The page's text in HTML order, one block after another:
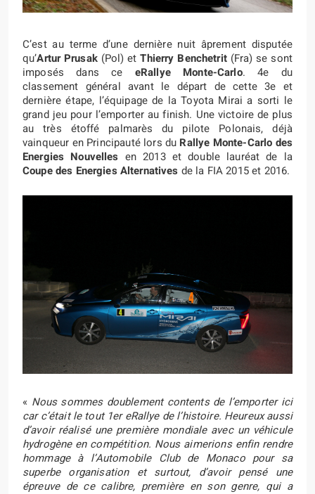
C’est au terme d’une dernière nuit âprement disputée
qu’Artur Prusak(Pol) etThierry Benchetrit(Fra) se sont
imposés dans ce eRallye Monte-Carlo. 4e du
classement général avant le départ de cette 3e et
dernière étape, l’équipage de la Toyota Mirai a sorti le
grand jeu pour l’emporter au finish. Une victoire de plus
au très étoffé palmarès du pilote Polonais, déjà
vainqueur en Principauté lors du Rallye Monte-Carlo des
Energies Nouvelles en 2013 et double lauréat de la
Coupe des Energies Alternatives de la FIA 2015 et 2016.
« Nous sommes doublement contents de l’emporter ici
car c’était le tout 1er eRallye de l’histoire. Heureux aussi
d’avoir réalisé une première mondiale avec un véhicule
hydrogène en compétition. Nous aimerions enfin rendre
hommage à l’Automobile Club de Monaco pour sa
superbe organisation et surtout, d’avoir pensé une
épreuve de ce calibre, première en son genre, qui a